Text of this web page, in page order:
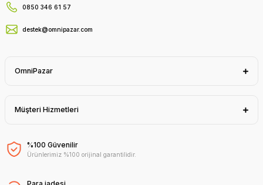
0850 346 61 57
destek@omnipazar.com
OmniPazar
Müşteri Hizmetleri
%100 Güvenilir
Ürünlerimiz %100 orijinal garantilidir.